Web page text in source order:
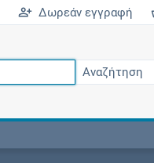
Δωρεάν εγγραφή